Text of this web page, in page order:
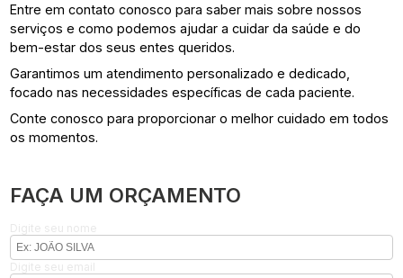
Entre em contato conosco para saber mais sobre nossos
serviços e como podemos ajudar a cuidar da saúde e do
bem-estar dos seus entes queridos.
Garantimos um atendimento personalizado e dedicado,
focado nas necessidades específicas de cada paciente.
Conte conosco para proporcionar o melhor cuidado em todos
os momentos.
FAÇA UM ORÇAMENTO